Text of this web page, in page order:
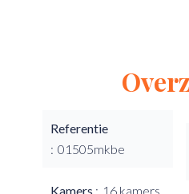
Referentie
01505mkbe
Kamers 16 kamers